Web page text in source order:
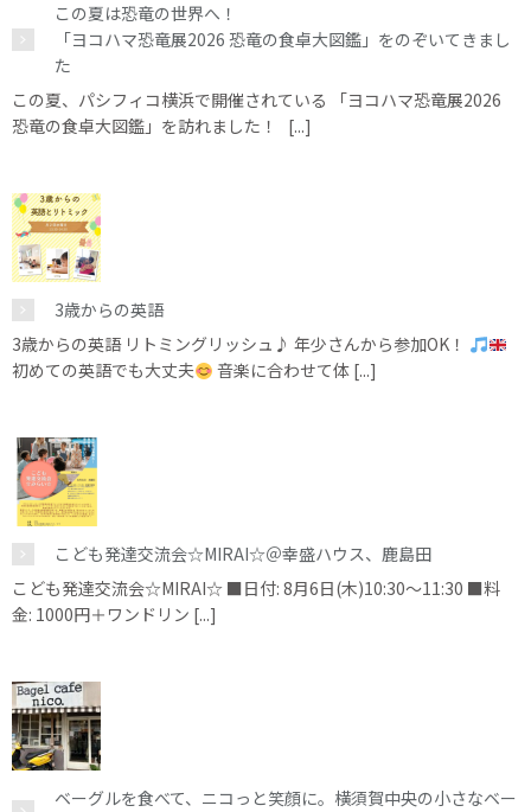
この夏は恐竜の世界へ！
「ヨコハマ恐竜展2026 恐竜の食卓大図鑑」をのぞいてきまし
た
この夏、パシフィコ横浜で開催されている 「ヨコハマ恐竜展2026
恐竜の食卓大図鑑」を訪れました！ [...]
3歳からの英語
3歳からの英語 リトミングリッシュ♪ 年少さんから参加OK！
初めての英語でも大丈夫
音楽に合わせて体 [...]
こども発達交流会☆MIRAI☆＠幸盛ハウス、鹿島田
こども発達交流会☆MIRAI☆ ■日付: 8月6日(木)10:30～11:30 ■料
金: 1000円＋ワンドリン [...]
ベーグルを食べて、ニコっと笑顔に。横須賀中央の小さなベー